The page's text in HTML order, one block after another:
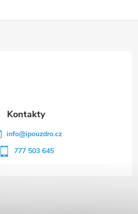
info@ipouzdro.cz
777 503 645